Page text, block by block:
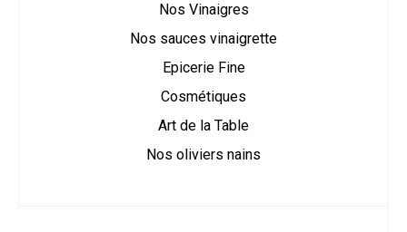
Nos Vinaigres
Nos sauces vinaigrette
Epicerie Fine
Cosmétiques
Art de la Table
Nos oliviers nains